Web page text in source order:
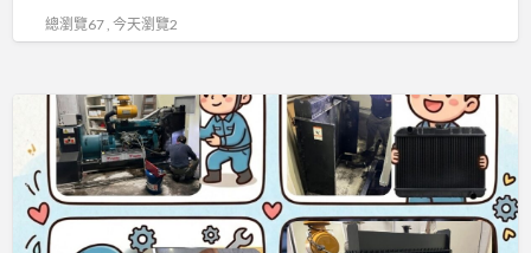
總瀏覽67 , 今天瀏覽2
電
機
水
箱